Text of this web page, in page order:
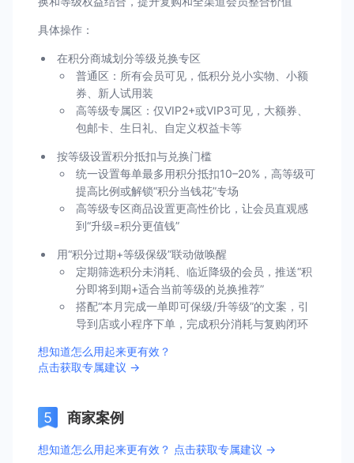
具体操作：
在积分商城划分等级兑换专区
普通区：所有会员可见，低积分兑小实物、小额
券、新人试用装
高等级专属区：仅VIP2+或VIP3可见，大额券、
包邮卡、生日礼、自定义权益卡等
按等级设置积分抵扣与兑换门槛
统一设置每单最多用积分抵扣10–20%，高等级可
提高比例或解锁“积分当钱花”专场
高等级专区商品设置更高性价比，让会员直观感
到“升级=积分更值钱”
用“积分过期+等级保级”联动做唤醒
定期筛选积分未消耗、临近降级的会员，推送“积
分即将到期+适合当前等级的兑换推荐”
搭配“本月完成一单即可保级/升等级”的文案，引
导到店或小程序下单，完成积分消耗与复购闭环
想知道怎么用起来更有效？
点击获取专属建议 →
商家案例
想知道怎么用起来更有效？ 点击获取专属建议 →